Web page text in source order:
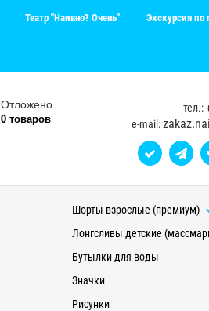
Театр "Наивно? Очень" Экскурсия по
Отложено
0 товаров
тел.:
e-mail:
Шорты взрослые (премиум)
Лонгсливы детские
Бутылки для воды
Значки
Рисунки